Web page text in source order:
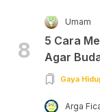
8
Umam
5 Cara
Agar
Gaya
Arga